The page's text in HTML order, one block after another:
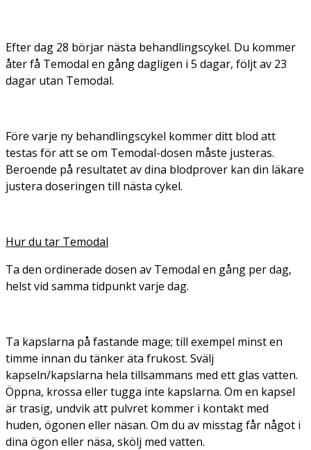
Efter dag 28 börjar nästa behandlingscykel. Du kommer
åter få Temodal en gång dagligen i 5 dagar, följt av 23
dagar utan Temodal.
Före varje ny behandlingscykel kommer ditt blod att
testas för att se om Temodal-dosen måste justeras.
Beroende på resultatet av dina blodprover kan din läkare
justera doseringen till nästa cykel.
Hur du tar Temodal
Ta den ordinerade dosen av Temodal en gång per dag,
helst vid samma tidpunkt varje dag.
Ta kapslarna på fastande mage; till exempel minst en
timme innan du tänker äta frukost. Svälj
kapseln/kapslarna hela tillsammans med ett glas vatten.
Öppna, krossa eller tugga inte kapslarna. Om en kapsel
är trasig, undvik att pulvret kommer i kontakt med
huden, ögonen eller näsan. Om du av misstag får något i
dina ögon eller näsa, skölj med vatten.